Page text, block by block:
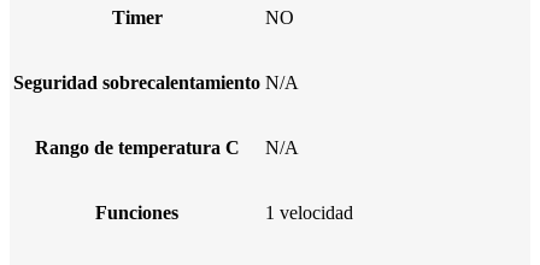
Timer NO
Seguridad sobrecalentamiento N/A
Rango de temperatura C N/A
Funciones 1 velocidad